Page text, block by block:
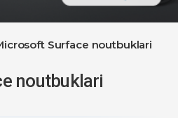
Surface noutbuklari
noutbuklari